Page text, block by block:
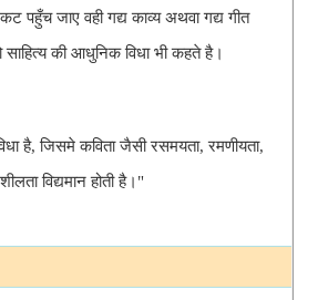
पहुँच जाए वही गद्य काव्य अथवा गद्य गीत
साहित्य की आधुनिक विधा भी कहते है।
है, जिसमे कविता जैसी रसमयता, रमणीयता,
विद्यमान होती है।"